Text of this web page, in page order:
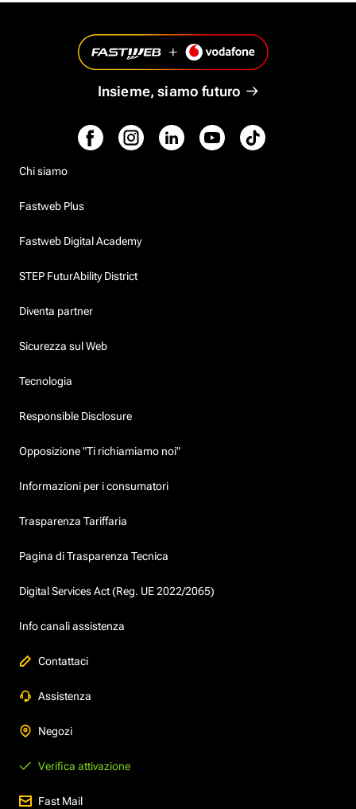
Insieme, siamo futuro
Chi siamo
Fastweb Plus
Fastweb Digital Academy
STEP FuturAbility District
Diventa partner
Sicurezza sul Web
Tecnologia
Responsible Disclosure
Opposizione "Ti richiamiamo noi"
Informazioni per i consumatori
Trasparenza Tariffaria
Pagina di Trasparenza Tecnica
Digital Services Act (Reg. UE 2022/2065)
Info canali assistenza
Contattaci
Assistenza
Negozi
Verifica attivazione
Fast Mail